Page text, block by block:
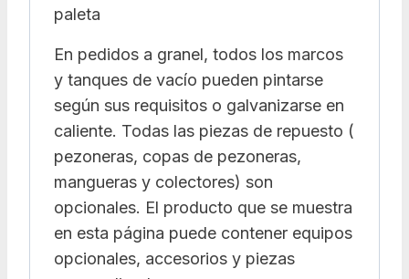
paleta
En pedidos a granel, todos los marcos
y tanques de vacío pueden pintarse
según sus requisitos o galvanizarse en
caliente. Todas las piezas de repuesto (
pezoneras, copas de pezoneras,
mangueras y colectores) son
opcionales. El producto que se muestra
en esta página puede contener equipos
opcionales, accesorios y piezas